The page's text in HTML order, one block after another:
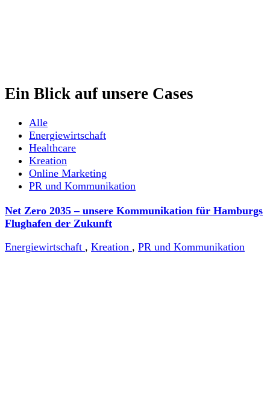
Ein Blick auf unsere Cases
Alle
Energiewirtschaft
Healthcare
Kreation
Online Marketing
PR und Kommunikation
Net Zero 2035 – unsere Kommunikation für Hamburgs
Flughafen der Zukunft
Energiewirtschaft , Kreation , PR und Kommunikation